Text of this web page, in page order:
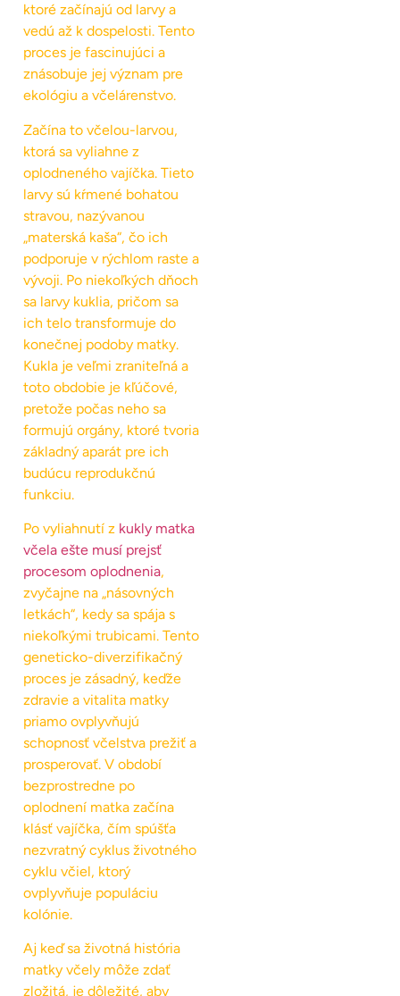
ktoré začínajú od larvy a
vedú až k dospelosti. Tento
proces je fascinujúci a
znásobuje jej význam pre
ekológiu a včelárenstvo.
Začína to včelou-larvou,
ktorá sa vyliahne z
oplodneného vajíčka. Tieto
larvy sú kŕmené bohatou
stravou, nazývanou
„materská kaša“, čo ich
podporuje v rýchlom raste a
vývoji. Po niekoľkých dňoch
sa larvy kuklia, pričom sa
ich telo transformuje do
konečnej podoby matky.
Kukla je veľmi zraniteľná a
toto obdobie je kľúčové,
pretože počas neho sa
formujú orgány, ktoré tvoria
základný aparát pre ich
budúcu reprodukčnú
funkciu.
Po vyliahnutí z kukly matka
včela ešte musí prejsť
procesom oplodnenia,
zvyčajne na „násovných
letkách“, kedy sa spája s
niekoľkými trubicami. Tento
geneticko-diverzifikačný
proces je zásadný, keďže
zdravie a vitalita matky
priamo ovplyvňujú
schopnosť včelstva prežiť a
prosperovať. V období
bezprostredne po
oplodnení matka začína
klásť vajíčka, čím spúšťa
nezvratný cyklus životného
cyklu včiel, ktorý
ovplyvňuje populáciu
kolónie.
Aj keď sa životná história
matky včely môže zdať
zložitá, je dôležité, aby